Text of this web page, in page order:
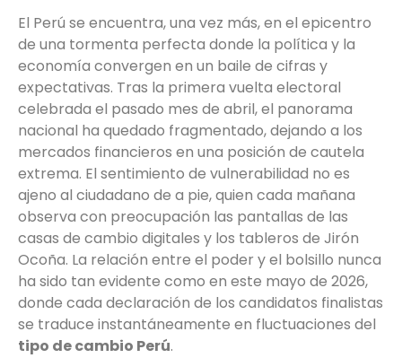
El Perú se encuentra, una vez más, en el epicentro
de una tormenta perfecta donde la política y la
economía convergen en un baile de cifras y
expectativas. Tras la primera vuelta electoral
celebrada el pasado mes de abril, el panorama
nacional ha quedado fragmentado, dejando a los
mercados financieros en una posición de cautela
extrema. El sentimiento de vulnerabilidad no es
ajeno al ciudadano de a pie, quien cada mañana
observa con preocupación las pantallas de las
casas de cambio digitales y los tableros de Jirón
Ocoña. La relación entre el poder y el bolsillo nunca
ha sido tan evidente como en este mayo de 2026,
donde cada declaración de los candidatos finalistas
se traduce instantáneamente en fluctuaciones del
tipo de cambio Perú.